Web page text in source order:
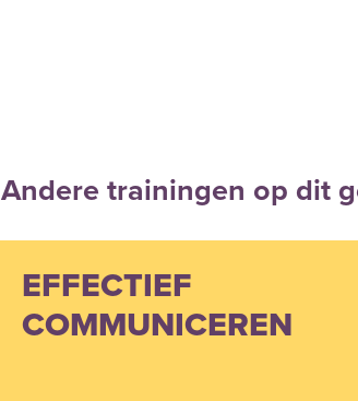
Andere trainingen op dit
EFFECTIEF
COMMUNICEREN